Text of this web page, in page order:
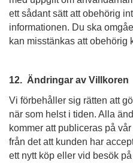
ett sådant sätt att obehörig
informationen. Du ska
kan misstänkas att obehörig
12. Ändringar av Villkoren
Vi förbehåller sig rätten att
när som helst i tiden. Alla
kommer att publiceras på
från det att kunden har
ett nytt köp eller vid besök